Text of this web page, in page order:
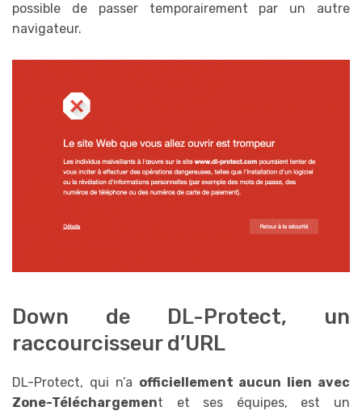
possible de passer temporairement par un autre
navigateur.
Down de DL-Protect, un
raccourcisseur d’URL
DL-Protect, qui n’a officiellement aucun lien avec
Zone-Téléchargement et ses équipes, est un